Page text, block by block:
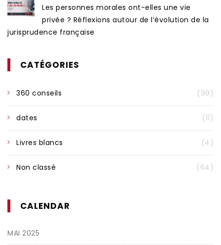
Les personnes morales ont-elles une vie
privée ? Réflexions autour de l’évolution de la
jurisprudence française
CATÉGORIES
360 conseils (99)
dates (11)
Livres blancs (4)
Non classé (64)
CALENDAR
MAI 2025